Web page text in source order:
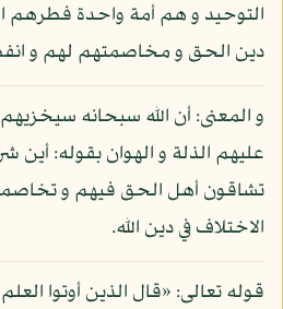
التوحيد و هم أمة واحدة فطرهم
دين الحق و مخاصمتهم لهم و
و المعنى: أن الله سبحانه
عليهم الذلة و الهوان بقوله: أين
تشاقون أهل الحق فيهم و
الاختلاف في دين الله.
قوله تعالى: «قال الذين أوتوا